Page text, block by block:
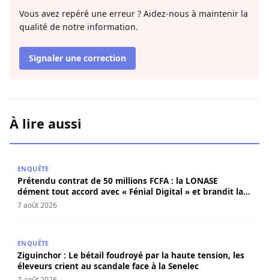
Vous avez repéré une erreur ? Aidez-nous à maintenir la
qualité de notre information.
Signaler une correction
À lire aussi
ENQUÊTE
Prétendu contrat de 50 millions FCFA : la LONASE
dément tout accord avec « Fénial Digital » et brandit la
menace de poursuites
7 août 2026
ENQUÊTE
Ziguinchor : Le bétail foudroyé par la haute tension, les
éleveurs crient au scandale face à la Senelec